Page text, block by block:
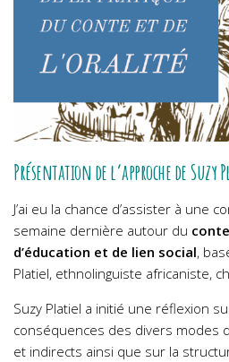
Présentation de l’approche de Suzy
J’ai eu la chance d’assister à une
semaine dernière autour du
d’éducation et de lien social,
Platiel, ethnolinguiste africaniste,
Suzy Platiel a initié une réflexion
conséquences des divers modes
et indirects ainsi que sur la